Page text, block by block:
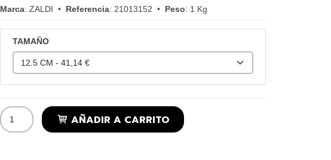
Marca: ZALDI • Referencia: 21013152 • Peso: 1 Kg
TAMAÑO
AÑADIR A CARRITO